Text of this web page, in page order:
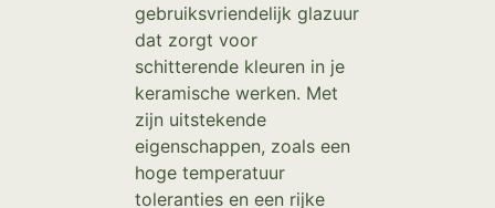
gebruiksvriendelijk glazuur
dat zorgt voor
schitterende kleuren in je
keramische werken. Met
zijn uitstekende
eigenschappen, zoals een
hoge temperatuur
toleranties en een rijke